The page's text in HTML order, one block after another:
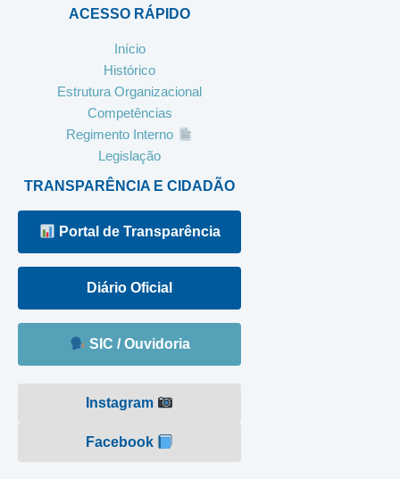
ACESSO RÁPIDO
Início
Histórico
Estrutura Organizacional
Competências
Regimento Interno
Legislação
TRANSPARÊNCIA E CIDADÃO
Portal de Transparência
Diário Oficial
SIC / Ouvidoria
Instagram
Facebook